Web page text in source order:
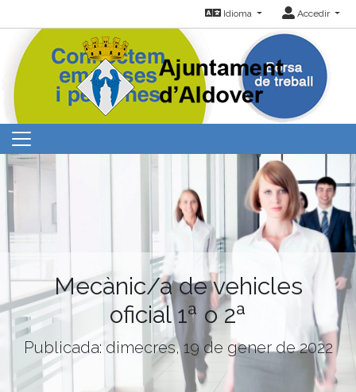
Idioma Accedir
Mecànic/a de vehicles
oficial 1ª o 2ª
Publicada: dimecres, 19 de gener de 2022